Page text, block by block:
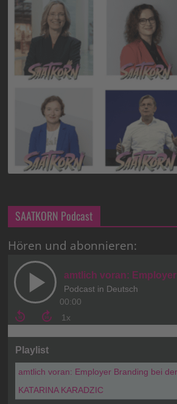
SAATKORN Podcast
Hören und abonnieren: